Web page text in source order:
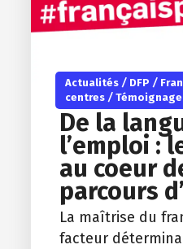
Actualités/ DFP /
centres/ Témoignage
De la
l’emploi :
au coeur
parcours
La maîtrise du
facteur